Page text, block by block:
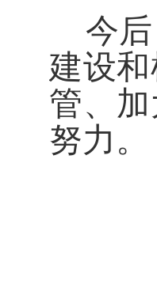
今
建设
管、
努力。